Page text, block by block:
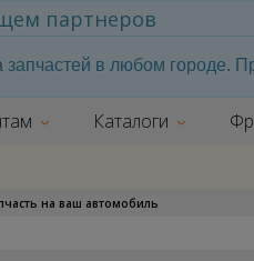
партнеров
в любом городе.
Каталоги
на ваш автомобиль